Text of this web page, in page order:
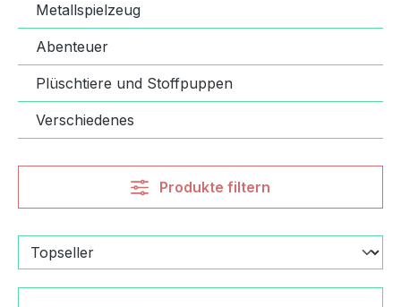
Metallspielzeug
Abenteuer
Plüschtiere und Stoffpuppen
Verschiedenes
Produkte filtern